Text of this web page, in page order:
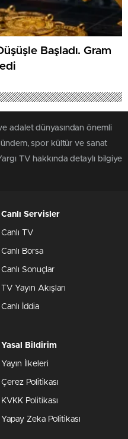
Başladı. Gram
adalet dünyasından önemli
spor kültür ve sanat
TV hakkında detaylı bilgiye
Canlı Servisler
Canlı TV
Canlı Borsa
Canlı Sonuçlar
TV Yayın Akışları
Canlı İddia
Yasal Bildirim
Yayın İlkeleri
Çerez Politikası
KVKK Politikası
Yapay Zeka Politikası